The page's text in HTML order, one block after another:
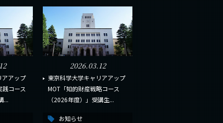
アアップ
コース
...
2026.03.12
東京科学大学キャリアアップ
MOT「知的財産戦略コース
（2026年度）」受講生...
お知らせ